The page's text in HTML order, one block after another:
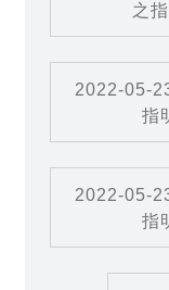
之
2022-05-
指
2022-05-
指